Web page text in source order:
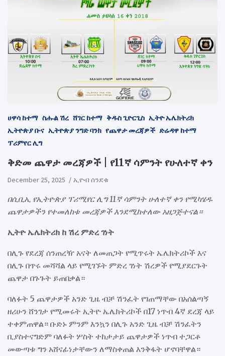
ሀዋሳ ከተማ ስሑል ሽረ ሸገር ከተማ ቅዱስ ጊዮርጊስ ኢትዮ ኤሌክትሪክ
ኢትዮጵያ ቡና ኢትዮጵያ ንግድ ባንክ የጨዋታ መረጃዎች ድሬዳዋ ከተማ
ፕሪምየር ሊግ
ቅድመ ጨዋታ መረጃዎች | የ11ኛ ሳምንት የሁለተኛ ቀን
December 25, 2025 ኢዮብ ሰንደቁ
በሲቢኢ የኢትዮጵያ ፕሪሚየር ሊግ 11ኛ ሳምንት ሁለተኛ ቀን የሚካሄዱ
ጨዋታዎችን የተመለከቱ መረጃዎች እንደሚከተለው አዘጋጅተናል።
ኢትዮ ኤሌክትሪክ ከ ሽረ ምድረ ገነት
በሊጉ የደረጃ ሰንጠረዥ አናት ለመጠጋት የሚጥሩት ኤሌክትሪኮች እና
በሊጉ በጥሩ መሻሻል ላይ የሚገኙት ምድረ ገነት ሽረዎች የሚያደርጉት
ጨዋታ በጉጉት ይጠበቃል።
ባለፉት 5 ጨዋታዎች አንድ ጊዜ ብቻ ሽንፈት የገጠማቸው በአሰልጣኝ
ዘሪሁን ሸንገታ የሚመሩት ኢትዮ ኤሌክትሪኮች በ17 ነጥብ 4ኛ ደረጃ ላይ
ተቀምጠዋል። ቡድኑ ምንም እንኳን በሊጉ አንድ ጊዜ ብቻ ሽንፈትን
ቢያስተናግድም ባለፉት ሦስት ተከታታይ ጨዋታዎች ነጥብ ተጋርቶ
መውጣቱ ግን አሸናፊነታቸውን ለማስቀጠል እንቅፋት ሆኖባቸዋል።